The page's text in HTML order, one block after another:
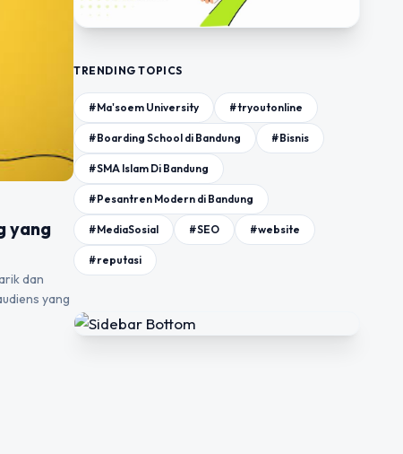
yang
dan
yang
TRENDING TOPICS
#Ma'soem University #tryoutonline
#Boarding School di Bandung #Bisnis
#SMA Islam Di Bandung
#Pesantren Modern di Bandung
#MediaSosial #SEO #website
#reputasi